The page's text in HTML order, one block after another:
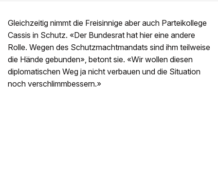
Gleichzeitig nimmt die Freisinnige aber auch Parteikollege
Cassis in Schutz. «Der Bundesrat hat hier eine andere
Rolle. Wegen des Schutzmachtmandats sind ihm teilweise
die Hände gebunden», betont sie. «Wir wollen diesen
diplomatischen Weg ja nicht verbauen und die Situation
noch verschlimmbessern.»